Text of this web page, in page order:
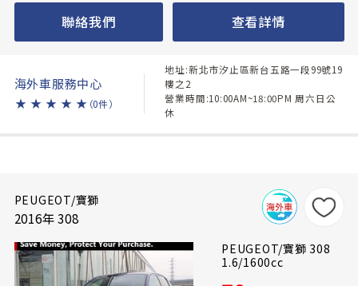
聯絡我們 查看詳情
海外車服務中心
★ ★ ★ ★ ★ （0件）
地址:新北市汐止區新台五路一段99號19
樓之2
營業時間:10:00AM~18:00PM 周六日公
休
PEUGEOT/寶獅
2016年 308
PEUGEOT/寶獅 308
1.6/1600cc